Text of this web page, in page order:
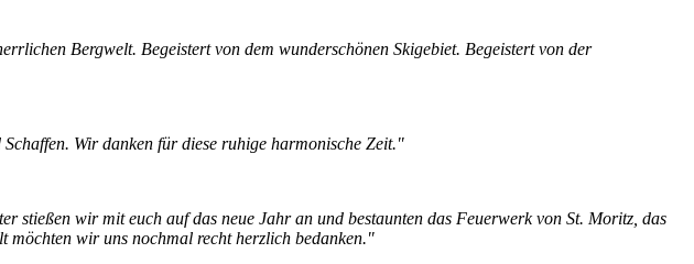
Bergwelt. Begeistert von dem wunderschönen Skigebiet. Begeistert von der
Wir danken für diese ruhige harmonische Zeit."
wir mit euch auf das neue Jahr an und bestaunten das Feuerwerk von St. Moritz, das
möchten wir uns nochmal recht herzlich bedanken."